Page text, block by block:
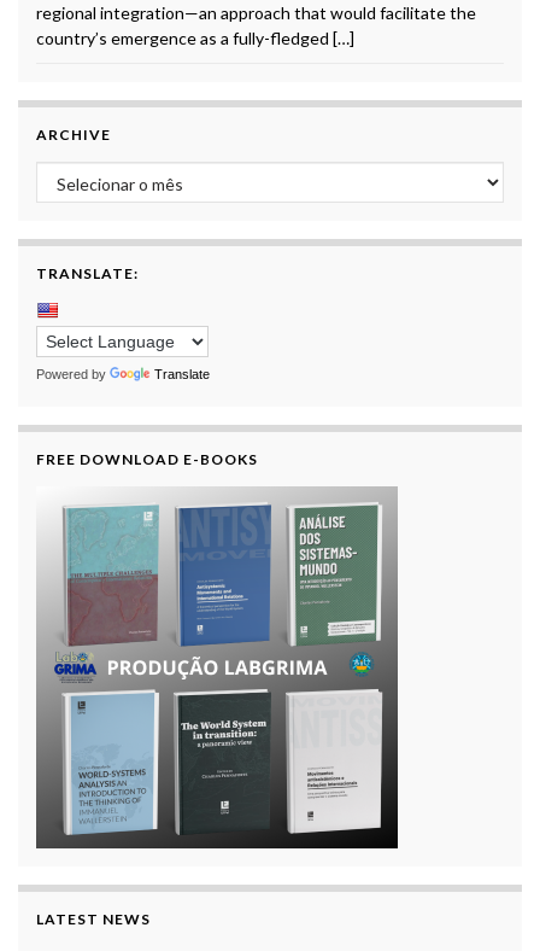
regional integration—an approach that would facilitate the
country’s emergence as a fully-fledged […]
ARCHIVE
Archive
TRANSLATE:
Powered by Translate
FREE DOWNLOAD E-BOOKS
LATEST NEWS